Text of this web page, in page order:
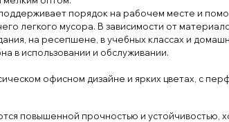
порядок на рабочем месте и
легкого мусора. В зависимости от
ания , на ресепшене , вучебных классах и домаш
в использовании и обслуживании.
ическом офисном дизайне и ярких цветах , с пер
повышенной прочностью и устойчивостью ,